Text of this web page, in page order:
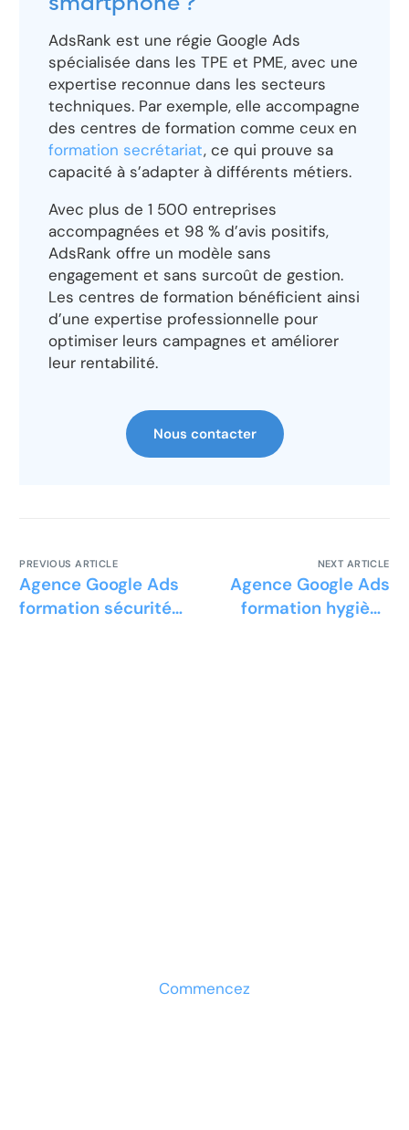
AdsRank est une régie Google Ads
spécialisée dans les TPE et PME, avec une
expertise reconnue dans les secteurs
techniques. Par exemple, elle accompagne
des centres de formation comme ceux en
formation secrétariat, ce qui prouve sa
capacité à s’adapter à différents métiers.
Avec plus de 1 500 entreprises
accompagnées et 98 % d’avis positifs,
AdsRank offre un modèle sans
engagement et sans surcoût de gestion.
Les centres de formation bénéficient ainsi
d’une expertise professionnelle pour
optimiser leurs campagnes et améliorer
leur rentabilité.
Nous contacter
PREVIOUS ARTICLE
Agence Google Ads
formation sécurité
NEXT ARTICLE
Agence Google Ads
formation hygiène
Commencez